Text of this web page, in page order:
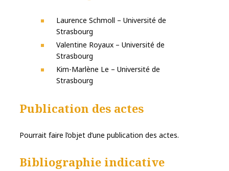
Laurence Schmoll – Université de
Strasbourg
Valentine Royaux – Université de
Strasbourg
Kim-Marlène Le – Université de
Strasbourg
Publication des actes
Pourrait faire l’objet d’une publication des actes.
Bibliographie indicative